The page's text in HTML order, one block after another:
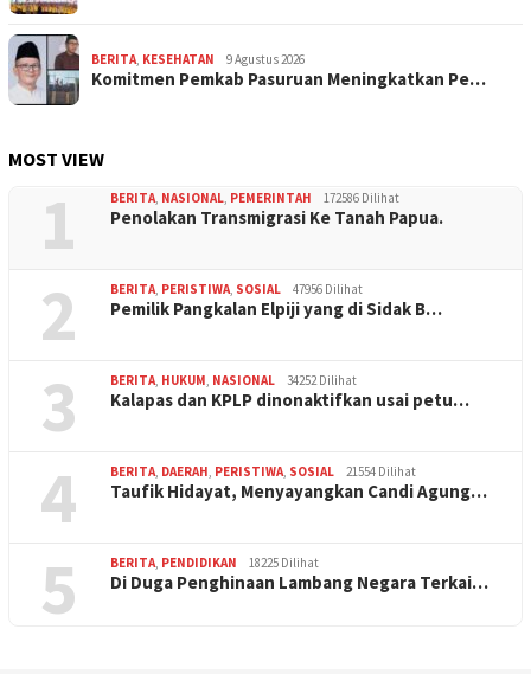
BERITA KESEHATAN 9 Agustus 2026
Komitmen Pemkab Pasuruan Meningkatkan Pe…
MOST VIEW
1 BERITA NASIONAL PEMERINTAH 172586 Dilihat
Penolakan Transmigrasi Ke Tanah Papua.
2 BERITA PERISTIWA SOSIAL 47956 Dilihat
Pemilik Pangkalan Elpiji yang di Sidak B…
3 BERITA HUKUM NASIONAL 34252 Dilihat
Kalapas dan KPLP dinonaktifkan usai petu…
4 BERITA DAERAH PERISTIWA SOSIAL 21554 Dilihat
Taufik Hidayat, Menyayangkan Candi Agung…
5 BERITA PENDIDIKAN 18225 Dilihat
Di Duga Penghinaan Lambang Negara Terkai…